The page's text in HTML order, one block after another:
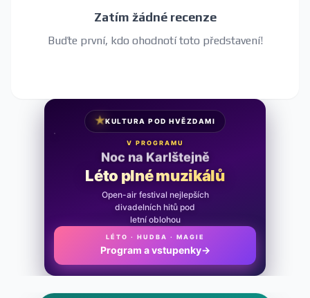
Zatím žádné recenze
Buďte první, kdo ohodnotí toto představení!
★KULTURA POD HVĚZDAMI
V PROGRAMU
Noc na Karlštejně
Léto plné muzikálů
Open-air festival nejlepších
divadelních hitů pod
letní oblohou
LÉTO · HUDBA · MAGIE
Program a vstupenky →